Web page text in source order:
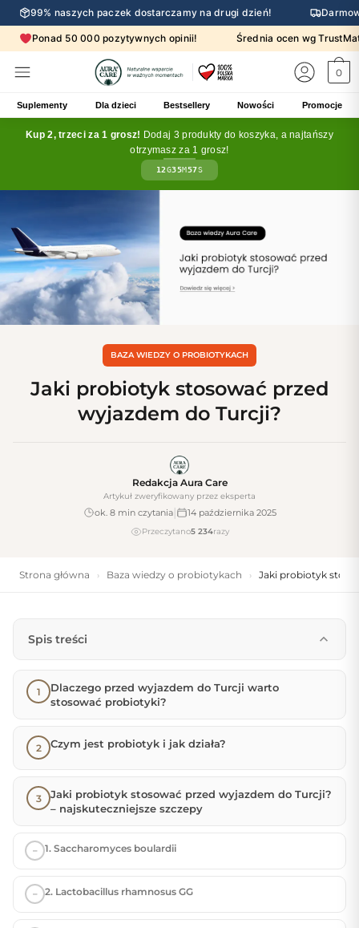
99% naszych paczek dostarczamy na drugi dzień!
Ponad 50 000 pozytywnych opinii! Średnia ocen wg
0
Suplementy Dla dzieci Bestsellery Nowości Promocje
Kup 2, trzeci za 1 grosz! Dodaj 3 produkty do koszyka, a najtańszy
otrzymasz za 1 grosz!
12G35M56S
BAZA WIEDZY O PROBIOTYKACH
Jaki probiotyk stosować przed
wyjazdem do Turcji?
Redakcja Aura Care
Artykuł zweryfikowany przez eksperta
ok. 8 min czytania| 14 października 2025
Przeczytano5 234razy
Strona główna › Baza wiedzy o probiotykach › Jaki probiotyk
Spis treści
Dlaczego przed wyjazdem do Turcji warto
stosować probiotyki?
Czym jest probiotyk i jak działa?
Jaki probiotyk stosować przed wyjazdem do Turcji?
– najskuteczniejsze szczepy
1. Saccharomyces boulardii
2. Lactobacillus rhamnosus GG